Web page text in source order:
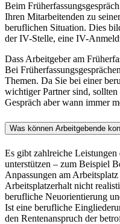
Beim
Ihren Mitarbeitenden zu
beruflichen Situation. Dies
der IV-Stelle, eine IV-
Dass Arbeitgeber am
Bei
Themen. Da Sie bei einer
wichtiger Partner sind,
Gespräch aber wann immer
Was können Arbeitgebende
Es gibt zahlreiche
unterstützen – zum Beispiel
Anpassungen am
Arbeitsplatzerhalt nicht
berufliche Neuorientierung
Ist eine berufliche
den Rentenanspruch der